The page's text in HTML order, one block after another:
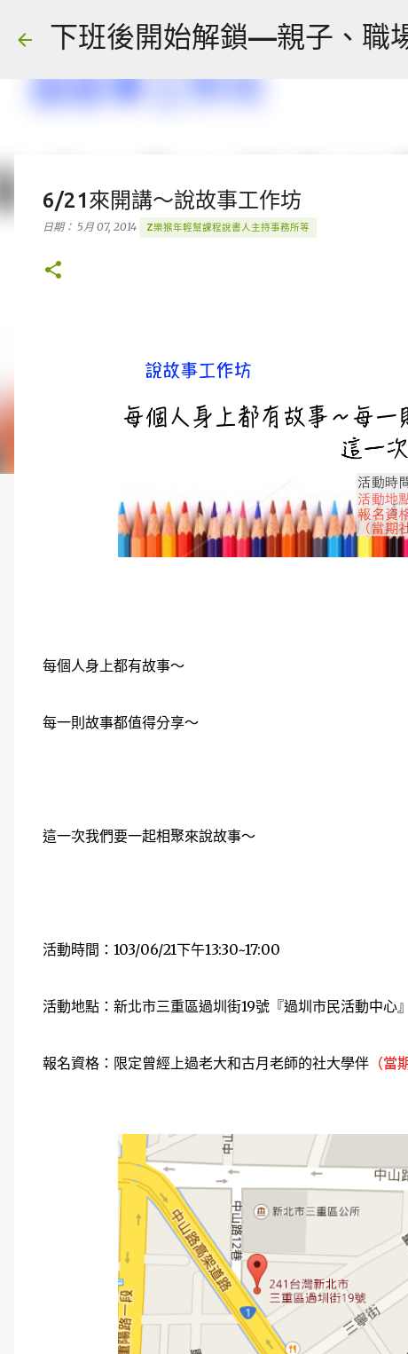
下班後開始解鎖—親子、職
6/21來開講～說故事工作坊
日期： 5月 07, 2014 Z樂猴年輕幫課程說書人主持事務所等
每個人身上都有故事～
每一則故事都值得分享～
這一次我們要一起相聚來說故事～
活動時間：103/06/21下午13:30~17:00
活動地點：新北市三重區過圳街19號『過圳市民活動中心
報名資格：限定曾經上過老大和古月老師的社大學伴 （當